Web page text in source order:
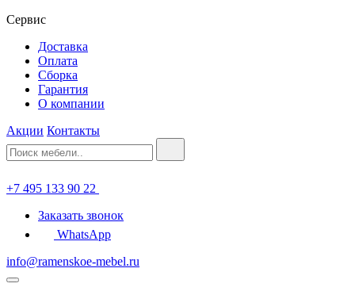
Сервис
Доставка
Оплата
Сборка
Гарантия
О компании
Акции Контакты
+7 495 133 90 22
Заказать звонок
WhatsApp
info@ramenskoe-mebel.ru